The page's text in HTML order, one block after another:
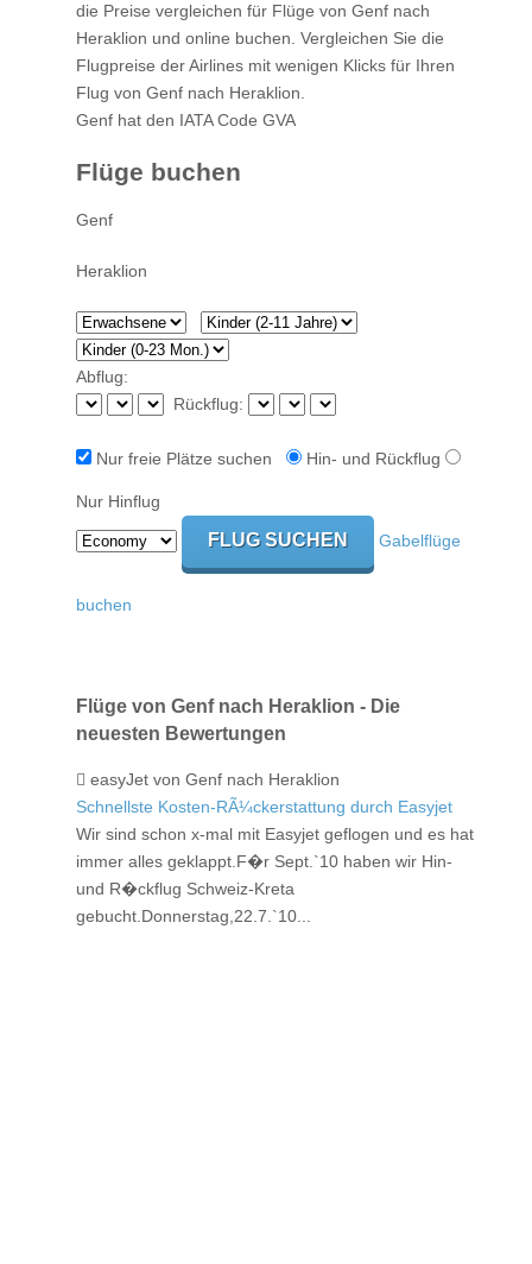
die Preise vergleichen für Flüge von Genf nach
Heraklion und online buchen. Vergleichen Sie die
Flugpreise der Airlines mit wenigen Klicks für Ihren
Flug von Genf nach Heraklion.
Genf hat den IATA Code GVA
Flüge buchen
Abflug:
Rückflug:
Nur freie Plätze suchen Hin- und Rückflug
Nur Hinflug
Gabelflüge
buchen
Flüge von Genf nach Heraklion - Die
neuesten Bewertungen
easyJet von Genf nach Heraklion
Schnellste Kosten-RÃ¼ckerstattung durch Easyjet
Wir sind schon x-mal mit Easyjet geflogen und es hat
immer alles geklappt.F�r Sept.`10 haben wir Hin-
und R�ckflug Schweiz-Kreta
gebucht.Donnerstag,22.7.`10...